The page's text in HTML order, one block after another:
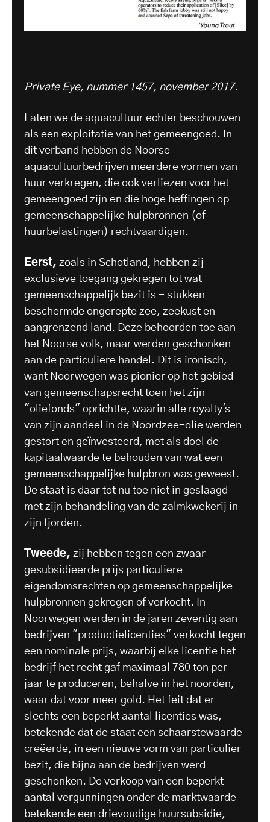
Private Eye, nummer 1457, november 2017.
Laten we de aquacultuur echter beschouwen
als een exploitatie van het gemeengoed. In
dit verband hebben de Noorse
aquacultuurbedrijven meerdere vormen van
huur verkregen, die ook verliezen voor het
gemeengoed zijn en die hoge heffingen op
gemeenschappelijke hulpbronnen (of
huurbelastingen) rechtvaardigen.
Eerst, zoals in Schotland, hebben zij
exclusieve toegang gekregen tot wat
gemeenschappelijk bezit is - stukken
beschermde ongerepte zee, zeekust en
aangrenzend land. Deze behoorden toe aan
het Noorse volk, maar werden geschonken
aan de particuliere handel. Dit is ironisch,
want Noorwegen was pionier op het gebied
van gemeenschapsrecht toen het zijn
"oliefonds" oprichtte, waarin alle royalty's
van zijn aandeel in de Noordzee-olie werden
gestort en geïnvesteerd, met als doel de
kapitaalwaarde te behouden van wat een
gemeenschappelijke hulpbron was geweest.
De staat is daar tot nu toe niet in geslaagd
met zijn behandeling van de zalmkwekerij in
zijn fjorden.
Tweede, zij hebben tegen een zwaar
gesubsidieerde prijs particuliere
eigendomsrechten op gemeenschappelijke
hulpbronnen gekregen of verkocht. In
Noorwegen werden in de jaren zeventig aan
bedrijven "productielicenties" verkocht tegen
een nominale prijs, waarbij elke licentie het
bedrijf het recht gaf maximaal 780 ton per
jaar te produceren, behalve in het noorden,
waar dat voor meer gold. Het feit dat er
slechts een beperkt aantal licenties was,
betekende dat de staat een schaarstewaarde
creëerde, in een nieuwe vorm van particulier
bezit, die bijna aan de bedrijven werd
geschonken. De verkoop van een beperkt
aantal vergunningen onder de marktwaarde
betekende een drievoudige huursubsidie,